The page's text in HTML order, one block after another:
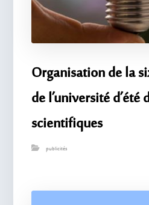
Organisation de la
de l’université d’été
scientifiques
publicités